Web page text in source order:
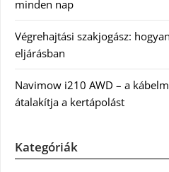
minden nap
Végrehajtási szakjogász:
eljárásban
Navimow i210 AWD – a
átalakítja a kertápolást
Kategóriák